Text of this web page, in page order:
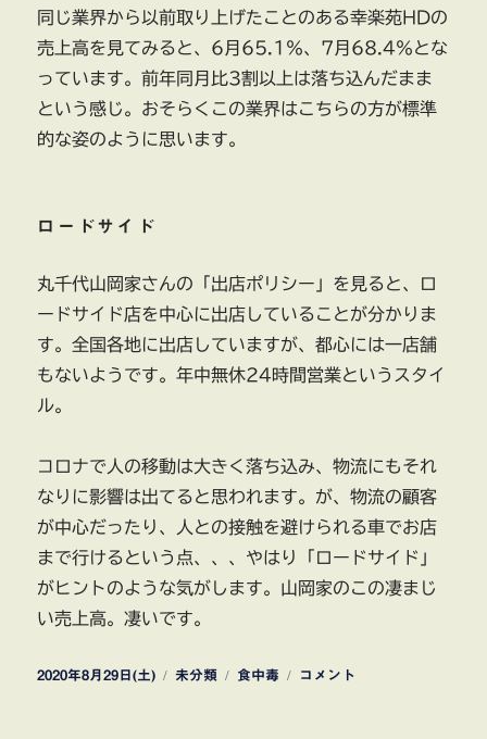
同じ業界から以前取り上げたことのある幸楽苑HDの
売上高を見てみると、6月65.1％、7月68.4％とな
っています。前年同月比3割以上は落ち込んだまま
という感じ。おそらくこの業界はこちらの方が標準
的な姿のように思います。
ロードサイド
丸千代山岡家さんの「出店ポリシー」を見ると、ロ
ードサイド店を中心に出店していることが分かりま
す。全国各地に出店していますが、都心には一店舗
もないようです。年中無休24時間営業というスタイ
ル。
コロナで人の移動は大きく落ち込み、物流にもそれ
なりに影響は出てると思われます。が、物流の顧客
が中心だったり、人との接触を避けられる車でお店
まで行けるという点、、、やはり「ロードサイド」
がヒントのような気がします。山岡家のこの凄まじ
い売上高。凄いです。
投
2020年8月29日(土)
カ
未分類
タ
食中毒
ラ
コメント